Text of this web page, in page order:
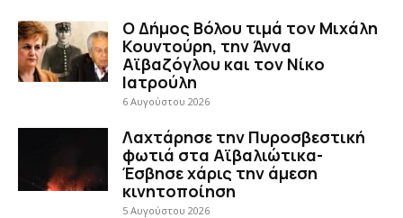
Ο Δήμος Βόλου τιμά τον Μιχάλη
Κουντούρη, την Άννα
Αϊβαζόγλου και τον Νίκο
Ιατρούλη
6 Αυγούστου 2026
Λαχτάρησε την Πυροσβεστική
φωτιά στα Αϊβαλιώτικα-
Έσβησε χάρις την άμεση
κινητοποίηση
5 Αυγούστου 2026